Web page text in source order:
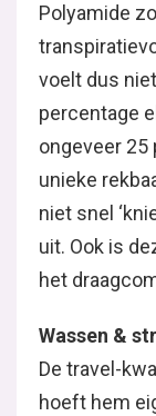
Polyamide
voelt dus
percentage
ongeveer
unieke
niet snel
uit. Ook is
het
Wassen &
De travel-
hoeft hem